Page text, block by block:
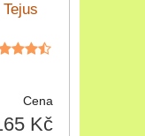
Cena
Kč